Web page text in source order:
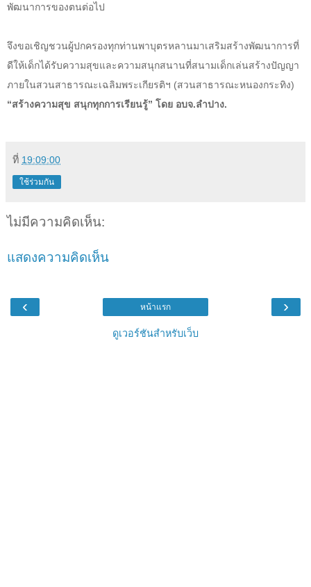
พัฒนาการของตนต่อไป
จึงขอเชิญชวนผู้ปกครองทุกท่านพาบุตรหลานมาเสริมสร้างพัฒนาการที่
ดีให้เด็กได้รับความสุขและความสนุกสนานที่สนามเด็กเล่นสร้างปัญญา
ภายในสวนสาธารณะเฉลิมพระเกียรติฯ (สวนสาธารณะหนองกระทิง)
“สร้างความสุข สนุกทุกการเรียนรู้” โดย อบจ.ลำปาง.
ที่ 19:09:00
ใช้ร่วมกัน
ไม่มีความคิดเห็น:
แสดงความคิดเห็น
‹ ›
หน้าแรก
ดูเวอร์ชันสำหรับเว็บ